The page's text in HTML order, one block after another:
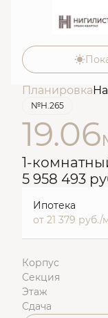
Планировка
№Н.265
19.06
1-
5 958 493
Ипотека
от 21 379 руб./
Корпус
Секция
Этаж
Сдача